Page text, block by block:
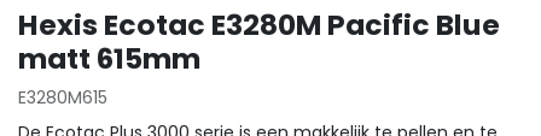
Hexis Ecotac E3280M Pacific Blue
matt 615mm
E3280M615